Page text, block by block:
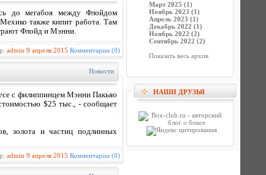
до мегабоя между Флойдом
также кипит работа. Там
Флойд и Мэнни.
admin 9 апреля 2015 Комментарии (0)
Новости
с филиппинцем Мэнни Пакьяо
$25 тыс., - сообщает
золота и частиц подлинных
admin 9 апреля 2015 Комментарии (0)
Март 2025 (1)
Ноябрь 2023 (1)
Апрель 2023 (1)
Декабрь 2022 (1)
Ноябрь 2022 (2)
Сентябрь 2022 (2)
Показать весь архив
НАШИ ДРУЗЬЯ